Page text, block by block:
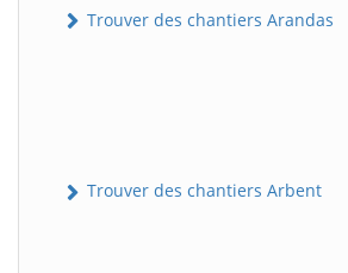
Trouver des chantiers Arandas
Trouver des chantiers Arbent